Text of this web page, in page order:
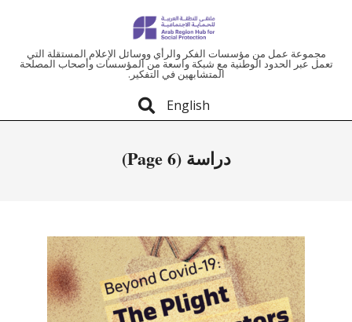
ملتقى
للحماية
مجموعة عمل من مؤسسات الفكر والرأي ووسائل الإعلام المستقلة التي
تعمل عبر الحدود الوطنية مع شبكة واسعة من المؤسسات وأصحاب المصلحة
المتشابهين في التفكير.
English
دراسة(Page 6)